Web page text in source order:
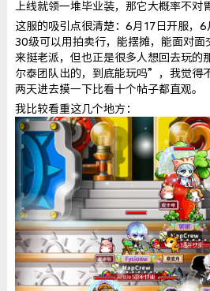
上线就领一堆毕业装，那它大概率不对
这服的吸引点很清楚：6月17日开服，6
30级可以用拍卖行，能摆摊，能面对面
来挺老派，但也正是很多人想回去玩的
尔泰团队出的，到底能玩吗”，我觉得
两天进去摸一下比看十个帖子都直观。
我比较看重这几个地方：